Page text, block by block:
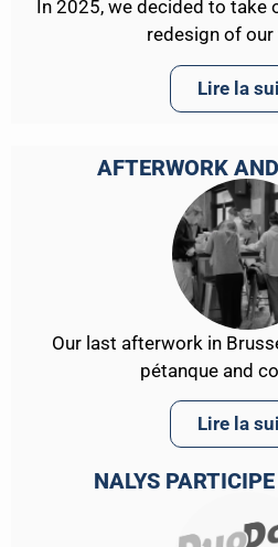
In 2025, we decided to take
redesign of
Lire la
AFTERWORK
Our last afterwork in
pétanque and
Lire la
NALYS